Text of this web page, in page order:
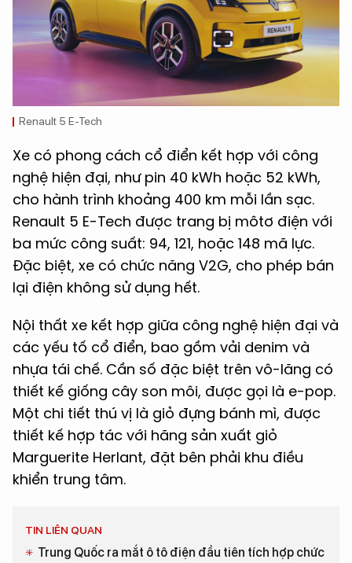
Renault 5 E-Tech
Xe có phong cách cổ điển kết hợp với công
nghệ hiện đại, như pin 40 kWh hoặc 52 kWh,
cho hành trình khoảng 400 km mỗi lần sạc.
Renault 5 E-Tech được trang bị môtơ điện với
ba mức công suất: 94, 121, hoặc 148 mã lực.
Đặc biệt, xe có chức năng V2G, cho phép bán
lại điện không sử dụng hết.
Nội thất xe kết hợp giữa công nghệ hiện đại và
các yếu tố cổ điển, bao gồm vải denim và
nhựa tái chế. Cần số đặc biệt trên vô-lăng có
thiết kế giống cây son môi, được gọi là e-pop.
Một chi tiết thú vị là giỏ đựng bánh mì, được
thiết kế hợp tác với hãng sản xuất giỏ
Marguerite Herlant, đặt bên phải khu điều
khiển trung tâm.
TIN LIÊN QUAN
Trung Quốc ra mắt ô tô điện đầu tiên tích hợp chức